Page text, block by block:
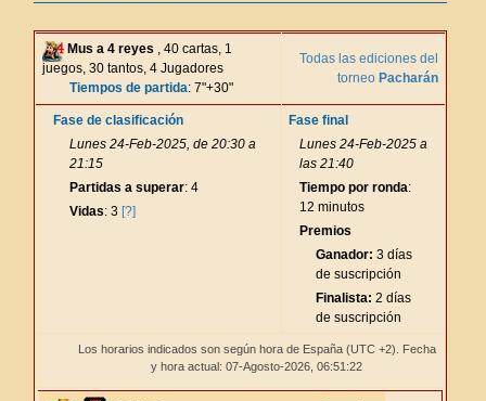
Mus a 4 reyes , 40 cartas, 1
juegos, 30 tantos, 4 Jugadores
Tiempos de partida: 7"+30"
Todas las ediciones del
torneo Pacharán
Fase de clasificación
Lunes 24-Feb-2025, de 20:30 a
21:15
Partidas a superar: 4
Vidas: 3 [?]
Fase final
Lunes 24-Feb-2025 a
las 21:40
Tiempo por ronda:
12 minutos
Premios
Ganador: 3 días
de suscripción
Finalista: 2 días
de suscripción
Los horarios indicados son según hora de España (UTC +2). Fecha
y hora actual: 07-Agosto-2026, 06:51:22